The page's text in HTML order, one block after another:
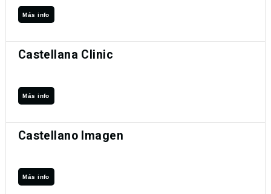
Más info
Castellana Clinic
Más info
Castellano Imagen
Más info